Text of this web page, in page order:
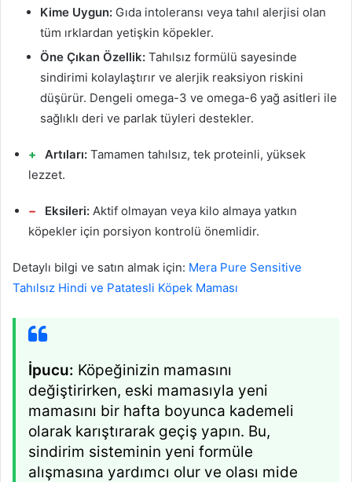
Kime Uygun: Gıda intoleransı veya tahıl alerjisi olan
tüm ırklardan yetişkin köpekler.
Öne Çıkan Özellik: Tahılsız formülü sayesinde
sindirimi kolaylaştırır ve alerjik reaksiyon riskini
düşürür. Dengeli omega-3 ve omega-6 yağ asitleri ile
sağlıklı deri ve parlak tüyleri destekler.
Artıları: Tamamen tahılsız, tek proteinli, yüksek
lezzet.
Eksileri: Aktif olmayan veya kilo almaya yatkın
köpekler için porsiyon kontrolü önemlidir.
Detaylı bilgi ve satın almak için: Mera Pure Sensitive
Tahılsız Hindi ve Patatesli Köpek Maması
İpucu: Köpeğinizin mamasını
değiştirirken, eski mamasıyla yeni
mamasını bir hafta boyunca kademeli
olarak karıştırarak geçiş yapın. Bu,
sindirim sisteminin yeni formüle
alışmasına yardımcı olur ve olası mide